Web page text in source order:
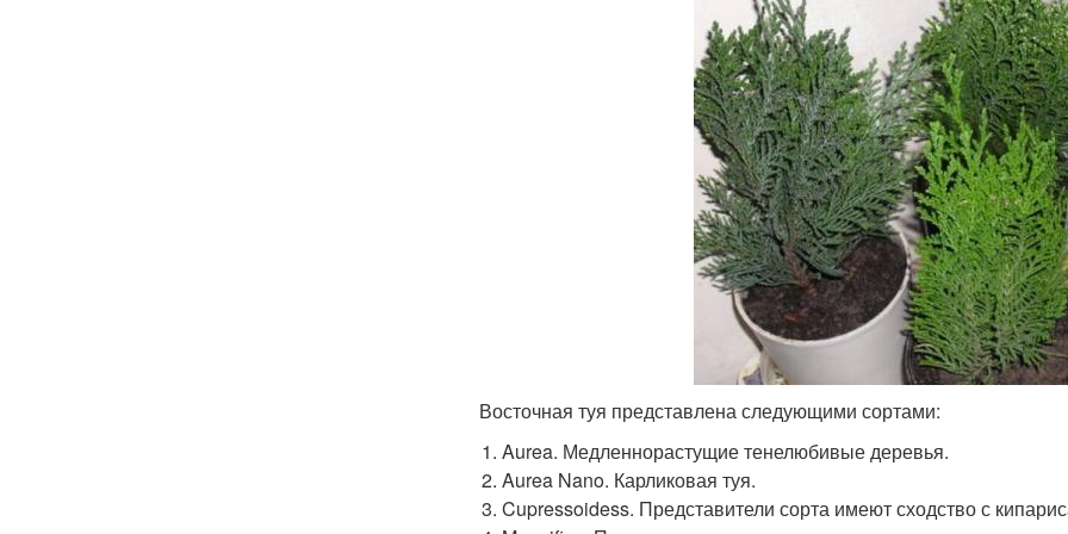
Восточная туя представлена следующими сортами:
Aurea. Медленнорастущие тенелюбивые деревья.
Aurea Nano. Карликовая туя.
Cupressoidess. Представители сорта имеют сходство с